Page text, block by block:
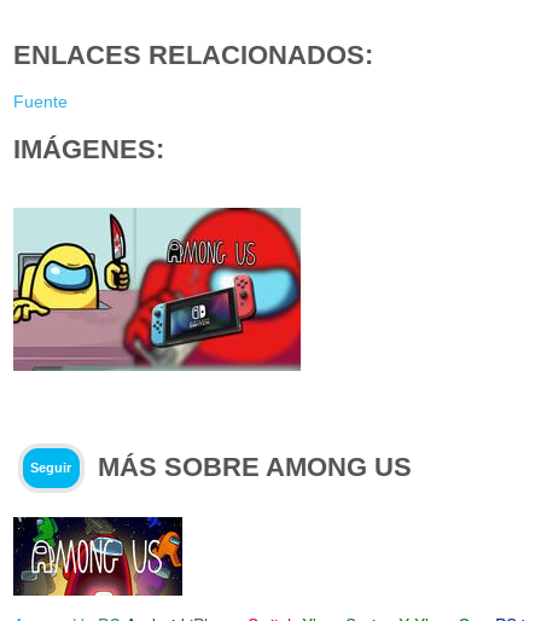
ENLACES RELACIONADOS:
Fuente
IMÁGENES:
Seguir MÁS SOBRE AMONG US